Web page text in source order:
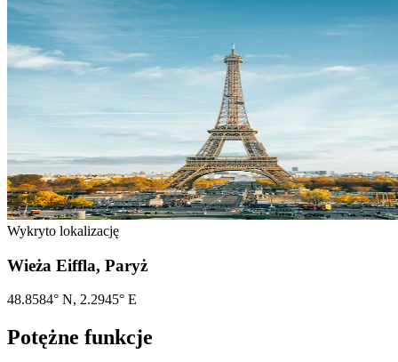
Wykryto lokalizację
Wieża Eiffla, Paryż
48.8584° N, 2.2945° E
Potężne funkcje